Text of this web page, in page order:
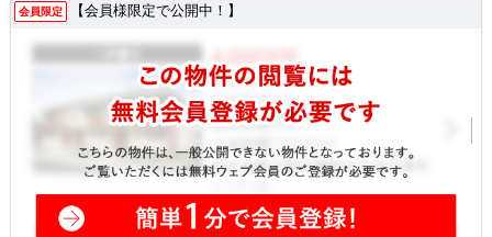
会員限定 【会員様限定で公開中！】